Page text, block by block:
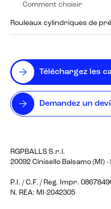
Téléchargez les
Demandez un
RGPBALLS S.r.l.
20092 Cinisello Balsamo (MI) -
P.I. / C.F. / Reg. Impr.
N. REA: MI-2042305
Comment choisir
Rouleaux cylindriques de